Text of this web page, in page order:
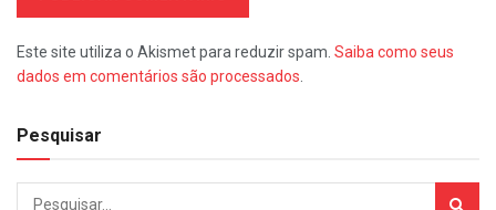
Este site utiliza o Akismet para reduzir spam. Saiba como seus
dados em comentários são processados
Pesquisar